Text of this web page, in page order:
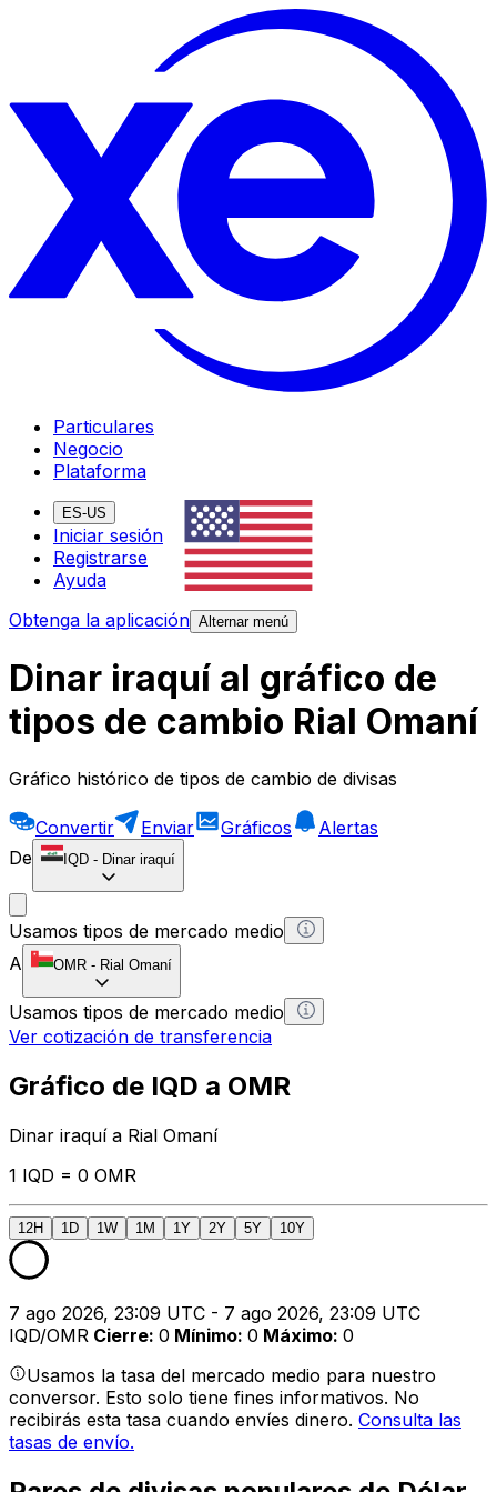
Particulares
Negocio
Plataforma
ES-US
Iniciar sesión
Registrarse
Ayuda
Obtenga la aplicación Alternar menú
Dinar iraquí al gráfico de
tipos de cambio Rial Omaní
Gráfico histórico de tipos de cambio de divisas
Convertir Enviar Gráficos
Alertas
De
IQD - Dinar iraquí
Usamos tipos de mercado medio
A
OMR - Rial Omaní
Usamos tipos de mercado medio
Ver cotización de transferencia
Gráfico de IQD a OMR
Dinar iraquí a Rial Omaní
1 IQD = 0 OMR
12H 1D 1W 1M 1Y 2Y 5Y 10Y
7 ago 2026, 23:09 UTC - 7 ago 2026, 23:09 UTC
IQD/OMR Cierre: 0 Mínimo: 0 Máximo: 0
Usamos la tasa del mercado medio para nuestro
conversor. Esto solo tiene fines informativos. No
recibirás esta tasa cuando envíes dinero. Consulta las
tasas de envío.